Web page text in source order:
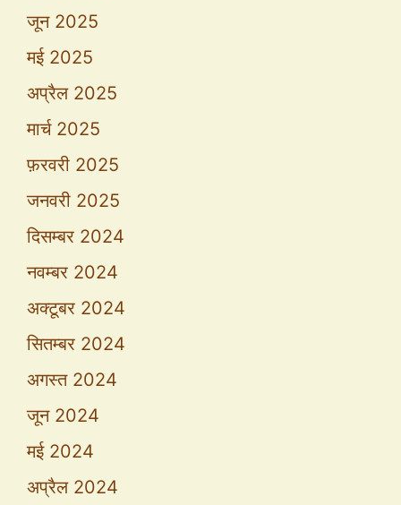
जून 2025
मई 2025
अप्रैल 2025
मार्च 2025
फ़रवरी 2025
जनवरी 2025
दिसम्बर 2024
नवम्बर 2024
अक्टूबर 2024
सितम्बर 2024
अगस्त 2024
जून 2024
मई 2024
अप्रैल 2024